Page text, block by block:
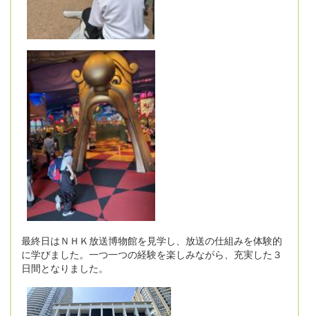
最終日はＮＨＫ放送博物館を見学し、放送の仕組みを体験的
に学びました。一つ一つの経験を楽しみながら、充実した３
日間となりました。